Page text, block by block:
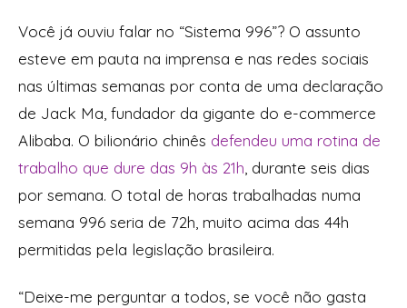
Você já ouviu falar no “Sistema 996”? O assunto
esteve em pauta na imprensa e nas redes sociais
nas últimas semanas por conta de uma declaração
de Jack Ma, fundador da gigante do e-commerce
Alibaba. O bilionário chinês defendeu uma rotina de
trabalho que dure das 9h às 21h , durante seis dias
por semana. O total de horas trabalhadas numa
semana 996 seria de 72h, muito acima das 44h
permitidas pela legislação brasileira.
“Deixe-me perguntar a todos, se você não gasta